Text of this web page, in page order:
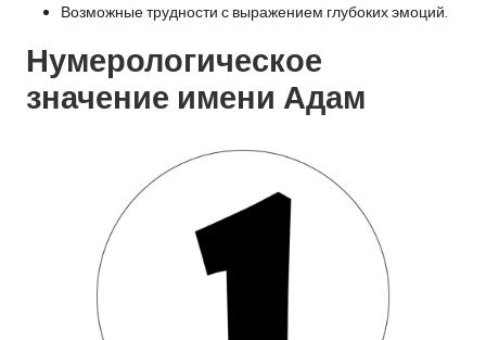
Возможные трудности с выражением глубоких эмоций.
Нумерологическое
значение имени Адам